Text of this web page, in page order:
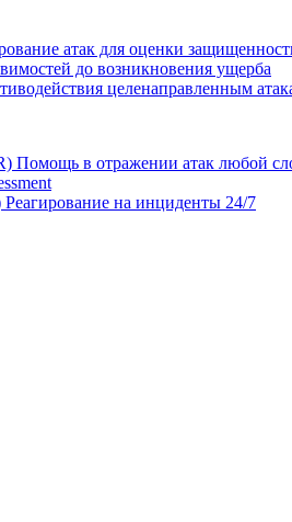
атак для оценки
до возникновения ущерба
целенаправленным
Помощь в отражении атак любой
Реагирование на инциденты 24/7